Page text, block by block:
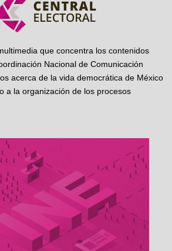
que concentra los contenidos
Nacional de Comunicación
acerca de la vida democrática de México
a la organización de los procesos